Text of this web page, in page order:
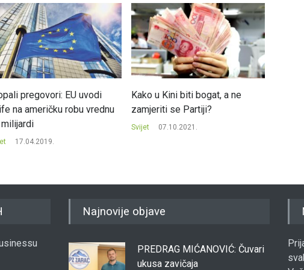
pregovori: EU uvodi
na američku robu vrednu
17.04.2019.
Kako u Kini biti bogat, a ne
zamjeriti se Partiji?
Svijet 07.10.2021.
Najnovije objave
PREDRAG MIĆANOVIĆ: Čuvari
ukusa zavičaja